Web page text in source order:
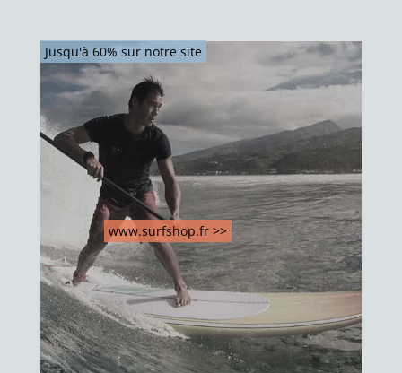
www.surfshop.fr >>
Jusqu'à 60% sur notre site